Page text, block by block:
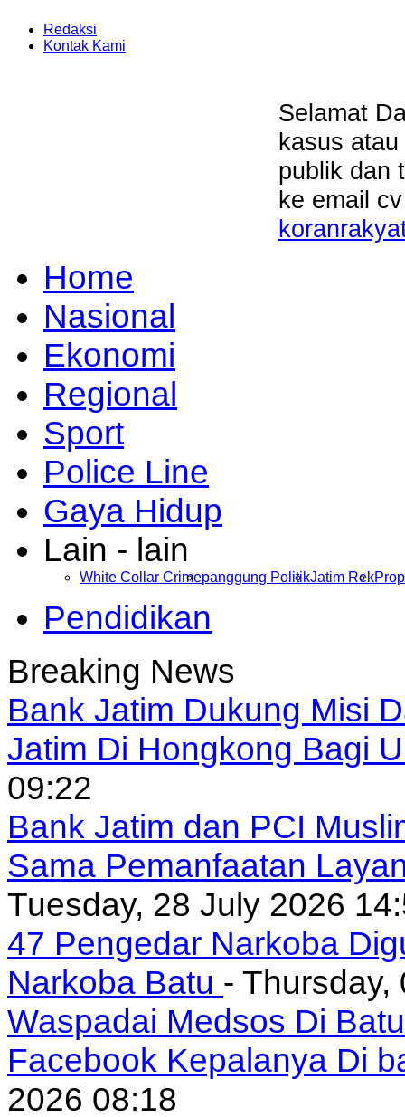
Redaksi
Kontak Kami
Selamat
kasus
publik dan
ke email
Home
Nasional
Ekonomi
Regional
Sport
Police Line
Gaya Hidup
Lain - lain
White Collar Crimepanggung PolitikJatim Rek
Pendidikan
Breaking News
Bank Jatim Dukung Misi
Jatim Di Hongkong Bagi
09:22
Bank Jatim dan PCI
Sama Pemanfaatan
Tuesday, 28 July 2026
47 Pengedar Narkoba
Narkoba Batu - Thursday,
Waspadai Medsos Di
Facebook Kepalanya Di
2026 08:18